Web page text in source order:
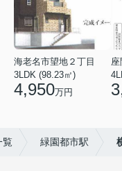
海老名市望地２丁目
3LDK (98.23㎡)
4,950万円
座
覧 緑園都市駅